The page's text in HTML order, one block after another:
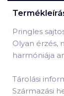
Pringles
Olyan érzés,
harmóniája
Tárolási
Származási